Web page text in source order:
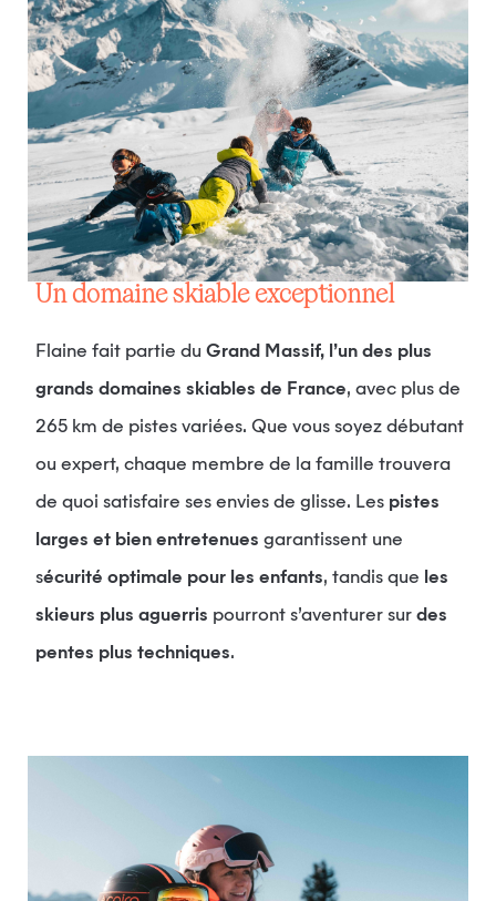
Un domaine skiable exceptionnel
Flaine fait partie du Grand Massif, l’un des plus
grands domaines skiables de France, avec plus de
265 km de pistes variées. Que vous soyez débutant
ou expert, chaque membre de la famille trouvera
de quoi satisfaire ses envies de glisse. Les pistes
larges et bien entretenues garantissent une
sécurité optimale pour les enfants, tandis que les
skieurs plus aguerris pourront s’aventurer sur des
pentes plus techniques.